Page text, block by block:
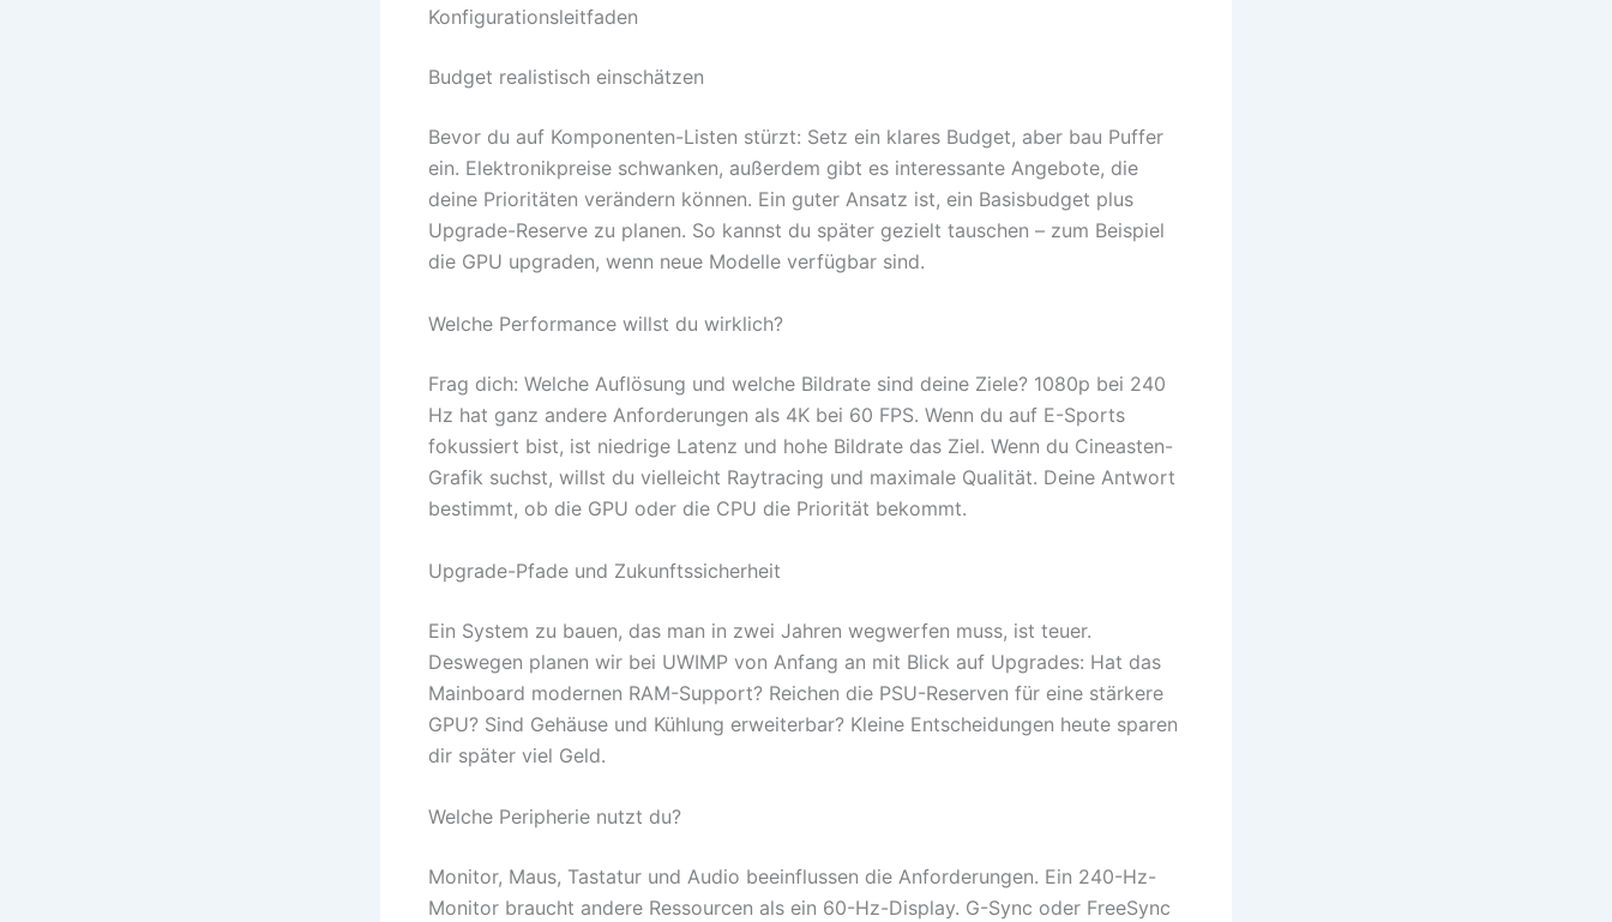
Konfigurationsleitfaden
Budget realistisch einschätzen
Bevor du auf Komponenten-Listen stürzt: Setz ein klares Budget, aber bau Puffer
ein. Elektronikpreise schwanken, außerdem gibt es interessante Angebote, die
deine Prioritäten verändern können. Ein guter Ansatz ist, ein Basisbudget plus
Upgrade-Reserve zu planen. So kannst du später gezielt tauschen – zum Beispiel
die GPU upgraden, wenn neue Modelle verfügbar sind.
Welche Performance willst du wirklich?
Frag dich: Welche Auflösung und welche Bildrate sind deine Ziele? 1080p bei 240
Hz hat ganz andere Anforderungen als 4K bei 60 FPS. Wenn du auf E-Sports
fokussiert bist, ist niedrige Latenz und hohe Bildrate das Ziel. Wenn du Cineasten-
Grafik suchst, willst du vielleicht Raytracing und maximale Qualität. Deine Antwort
bestimmt, ob die GPU oder die CPU die Priorität bekommt.
Upgrade-Pfade und Zukunftssicherheit
Ein System zu bauen, das man in zwei Jahren wegwerfen muss, ist teuer.
Deswegen planen wir bei UWIMP von Anfang an mit Blick auf Upgrades: Hat das
Mainboard modernen RAM-Support? Reichen die PSU-Reserven für eine stärkere
GPU? Sind Gehäuse und Kühlung erweiterbar? Kleine Entscheidungen heute sparen
dir später viel Geld.
Welche Peripherie nutzt du?
Monitor, Maus, Tastatur und Audio beeinflussen die Anforderungen. Ein 240-Hz-
Monitor braucht andere Ressourcen als ein 60-Hz-Display. G-Sync oder FreeSync